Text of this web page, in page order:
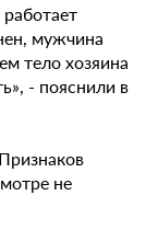
мужчина
тело хозяина
- пояснили в
не